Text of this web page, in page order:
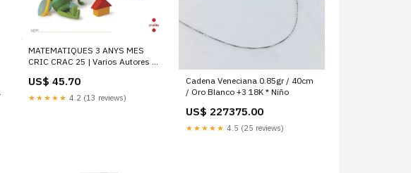
MATEMATIQUES 3 ANYS MES
CRIC CRAC 25 | Varios Autores |
PRIMUM FICTUM
US$ 45.70
★★★★★ 4.2 (13 reviews)
Cadena Veneciana 0.85gr / 40cm
/ Oro Blanco +3 18K * Niño
US$ 227375.00
★★★★★ 4.5 (25 reviews)